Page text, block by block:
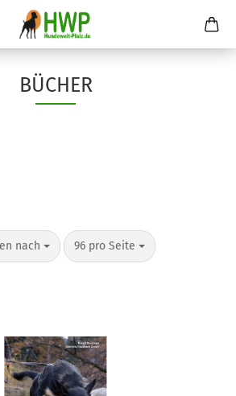
BÜCHER
nach
nach 96 pro Seite
pro Seite